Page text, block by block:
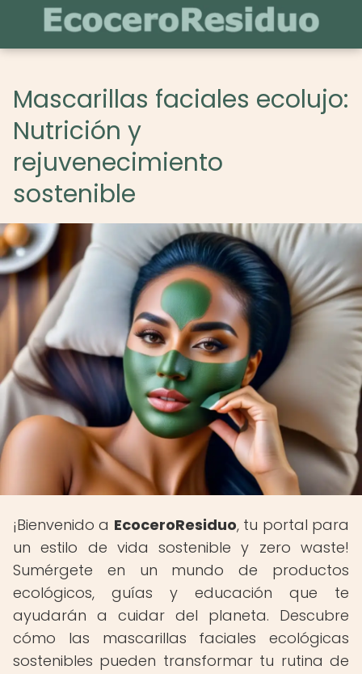
Mascarillas faciales ecolujo:
Nutrición y
rejuvenecimiento
sostenible
¡Bienvenido a EcoceroResiduo, tu portal para
un estilo de vida sostenible y zero waste!
Sumérgete en un mundo de productos
ecológicos, guías y educación que te
ayudarán a cuidar del planeta. Descubre
cómo las mascarillas faciales ecológicas
sostenibles pueden transformar tu rutina de